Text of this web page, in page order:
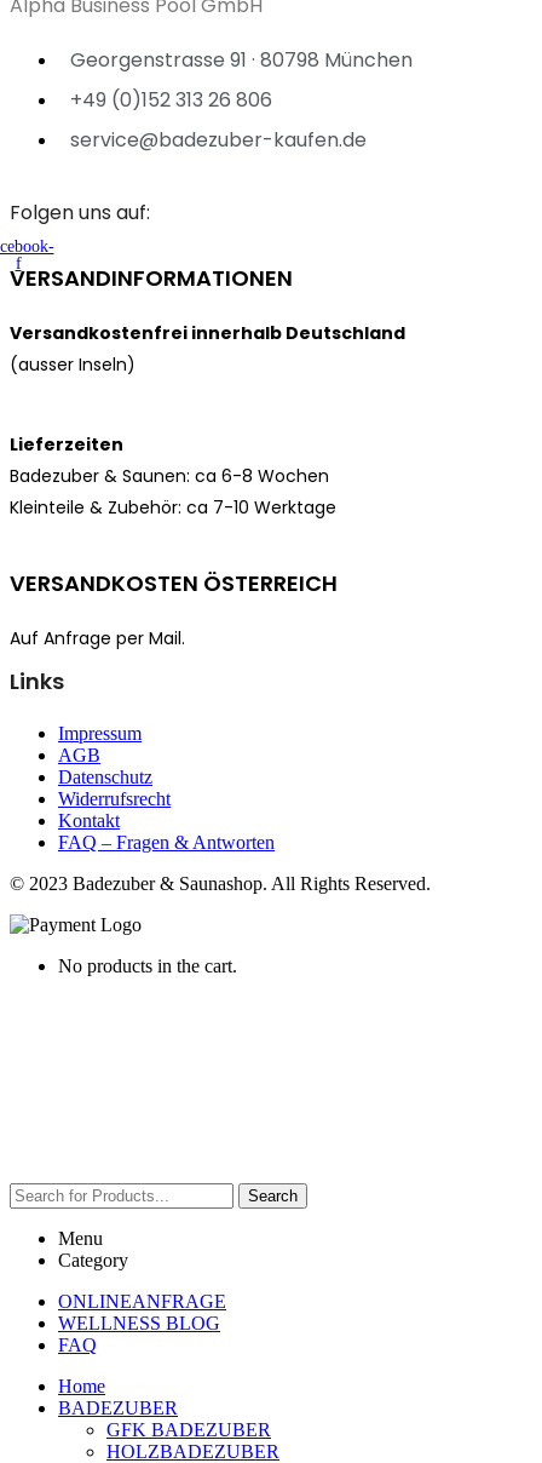
Alpha Business Pool GmbH
Georgenstrasse 91 · 80798 München
+49 (0)152 313 26 806
service@badezuber-kaufen.de
Folgen uns auf:
f
VERSANDINFORMATIONEN
Versandkostenfrei innerhalb Deutschland
(ausser Inseln)
Lieferzeiten
Badezuber & Saunen: ca 6-8 Wochen
Kleinteile & Zubehör: ca 7-10 Werktage
VERSANDKOSTEN ÖSTERREICH
Auf Anfrage per Mail.
Links
Impressum
AGB
Datenschutz
Widerrufsrecht
Kontakt
FAQ – Fragen & Antworten
© 2023 Badezuber & Saunashop. All Rights Reserved.
No products in the cart.
Search
Menu
Category
ONLINEANFRAGE
WELLNESS BLOG
FAQ
Home
BADEZUBER
GFK BADEZUBER
HOLZBADEZUBER